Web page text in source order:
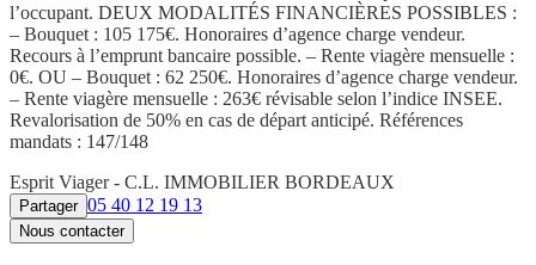
l’occupant. DEUX MODALITÉS FINANCIÈRES POSSIBLES :
– Bouquet : 105 175€. Honoraires d’agence charge vendeur.
Recours à l’emprunt bancaire possible. – Rente viagère mensuelle :
0€. OU – Bouquet : 62 250€. Honoraires d’agence charge vendeur.
– Rente viagère mensuelle : 263€ révisable selon l’indice INSEE.
Revalorisation de 50% en cas de départ anticipé. Références
mandats : 147/148
Esprit Viager - C.L. IMMOBILIER BORDEAUX
Partager 05 40 12 19 13
Nous contacter